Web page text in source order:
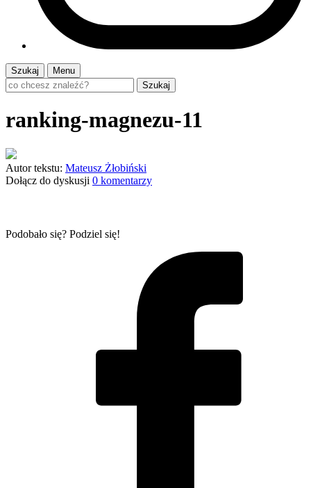
Szukaj
Menu
Szukaj
ranking-magnezu-11
Autor tekstu: Mateusz Żłobiński
Dołącz do dyskusji 0 komentarzy
Podobało się? Podziel się!